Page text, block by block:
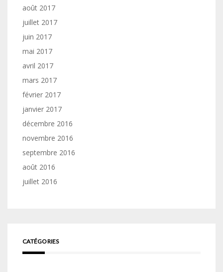
août 2017
juillet 2017
juin 2017
mai 2017
avril 2017
mars 2017
février 2017
janvier 2017
décembre 2016
novembre 2016
septembre 2016
août 2016
juillet 2016
CATÉGORIES